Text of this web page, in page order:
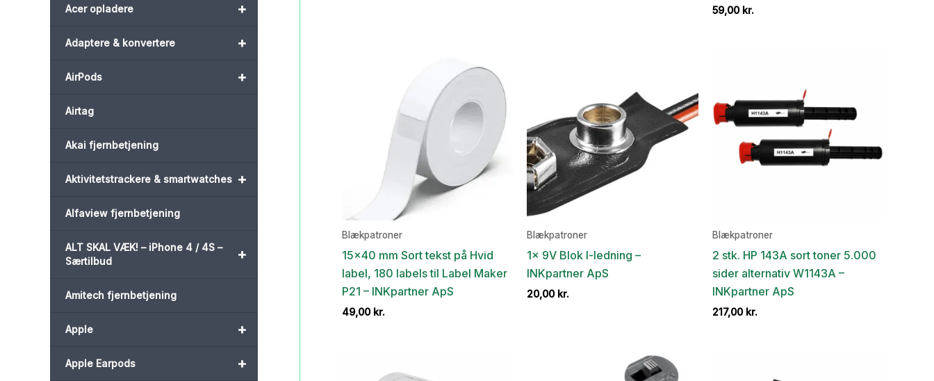
+
Acer opladere
+
Adaptere & konvertere
+
AirPods
Airtag
Akai fjernbetjening
+
Aktivitetstrackere & smartwatches
Alfaview fjernbetjening
+
ALT SKAL VÆK! – iPhone 4 / 4S –
Særtilbud
Amitech fjernbetjening
+
Apple
+
Apple Earpods
59,00 kr.
Blækpatroner
15×40 mm Sort tekst på Hvid
label, 180 labels til Label Maker
P21 – INKpartner ApS
49,00 kr.
Blækpatroner
1x 9V Blok I-ledning –
INKpartner ApS
20,00 kr.
Blækpatroner
2 stk. HP 143A sort toner 5.000
sider alternativ W1143A –
INKpartner ApS
217,00 kr.